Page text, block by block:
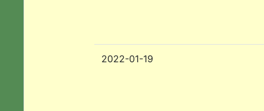
2022-01-19